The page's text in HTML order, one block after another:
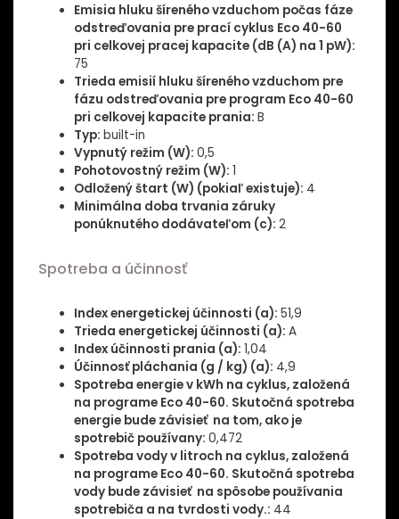
Emisia hluku šíreného vzduchom počas fáze
odstreďovania pre prací cyklus Eco 40-60
pri celkovej pracej kapacite (dB (A) na 1 pW):
75
Trieda emisií hluku šíreného vzduchom pre
fázu odstreďovania pre program Eco 40-60
pri celkovej kapacite prania: B
Typ: built-in
Vypnutý režim (W): 0,5
Pohotovostný režim (W): 1
Odložený štart (W) (pokiaľ existuje): 4
Minimálna doba trvania záruky
ponúknutého dodávateľom (c): 2
Spotreba a účinnosť
Index energetickej účinnosti (a): 51,9
Trieda energetickej účinnosti (a): A
Index účinnosti prania (a): 1,04
Účinnosť pláchania (g / kg) (a): 4,9
Spotreba energie v kWh na cyklus, založená
na programe Eco 40-60. Skutočná spotreba
energie bude závisieť na tom, ako je
spotrebič používany: 0,472
Spotreba vody v litroch na cyklus, založená
na programe Eco 40-60. Skutočná spotreba
vody bude závisieť na spôsobe používania
spotrebiča a na tvrdosti vody.: 44